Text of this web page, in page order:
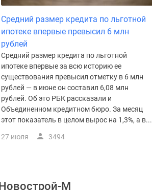
Средний размер кредита по льготной
ипотеке впервые превысил 6 млн
рублей
Средний размер кредита по льготной
ипотеке впервые за всю историю ее
существования превысил отметку в 6 млн
рублей — в июне он составил 6,08 млн
рублей. Об это РБК рассказали и
Объединенном кредитном бюро. За месяц
этот показатель в целом вырос на 1,3%, а в...
27 июля 3494
Новострой-М